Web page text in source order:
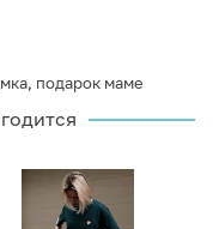
, подарок маме